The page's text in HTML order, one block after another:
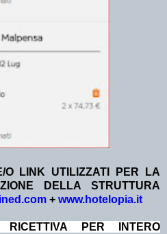
O LINK UTILIZZATI PER LA
DELLA STRUTTURA
+ www.hotelopia.it
RICETTIVA PER INTERO